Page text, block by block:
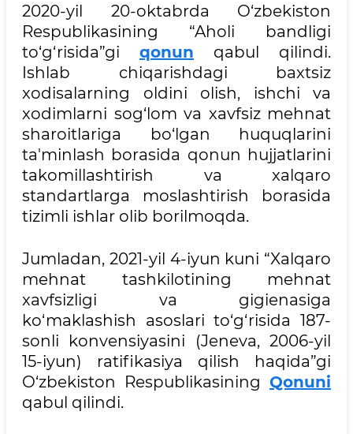
2020-yil 20-oktabrda O‘zbekiston
Respublikasining “Aholi bandligi
to‘g‘risida”gi qonun qabul qilindi.
Ishlab chiqarishdagi baxtsiz
xodisalarning oldini olish, ishchi va
xodimlarni sog‘lom va xavfsiz mehnat
sharoitlariga bo‘lgan huquqlarini
ta'minlash borasida qonun hujjatlarini
takomillashtirish va xalqaro
standartlarga moslashtirish borasida
tizimli ishlar olib borilmoqda.
Jumladan, 2021-yil 4-iyun kuni “Xalqaro
mehnat tashkilotining mehnat
xavfsizligi va gigienasiga
ko‘maklashish asoslari to‘g‘risida 187-
sonli konvensiyasini (Jeneva, 2006-yil
15-iyun) ratifikasiya qilish haqida”gi
O‘zbekiston Respublikasining Qonuni
qabul qilindi.